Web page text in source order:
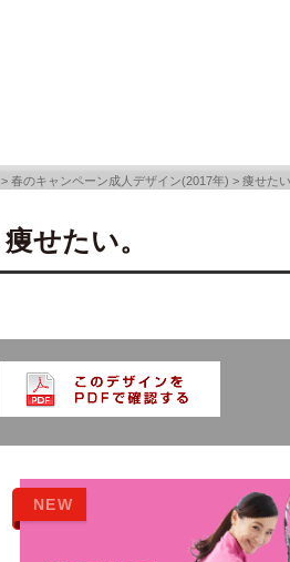
>春のキャンペーン成人デザイン(2017年) >痩せた
痩せたい。
NEW